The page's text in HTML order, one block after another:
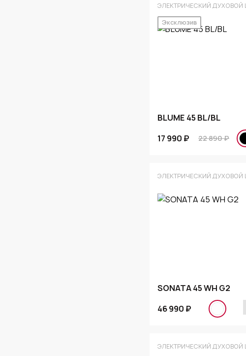
ЭЛЕКТРИЧЕСКИЙ ДУХОВОЙ
Эксклюзив
BLUME 45 BL/BL
17 990 ₽
22 890 ₽
ЭЛЕКТРИЧЕСКИЙ ДУХОВОЙ
SONATA 45 WH G2
46 990 ₽
ЭЛЕКТРИЧЕСКИЙ ДУХОВОЙ